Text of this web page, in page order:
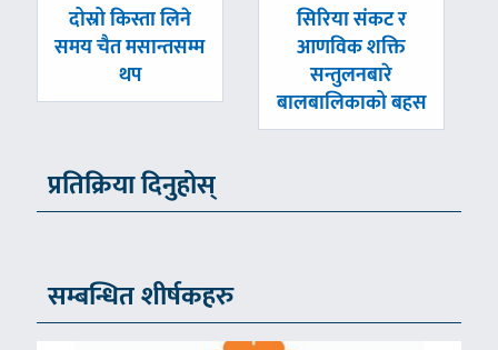
पछिल्लाे
-
दोस्रो किस्ता लिने
समय चैत मसान्तसम्म
थप
अघिल्लाे
-
सिरिया संकट र
आणविक शक्ति
सन्तुलनबारे
बालबालिकाको बहस
प्रतिक्रिया दिनुहोस्
सम्बन्धित शीर्षकहरु